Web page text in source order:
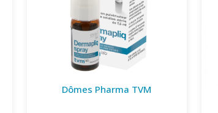
Dômes Pharma TVM